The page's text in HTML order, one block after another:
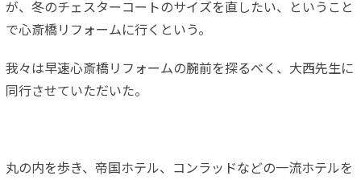
が、冬のチェスターコートのサイズを直したい、ということ
で心斎橋リフォームに行くという。
我々は早速心斎橋リフォームの腕前を探るべく、大西先生に
同行させていただいた。
丸の内を歩き、帝国ホテル、コンラッドなどの一流ホテルを